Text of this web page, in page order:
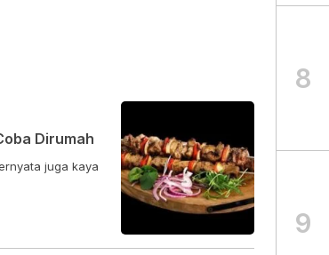
Dirumah
juga kaya
8
9